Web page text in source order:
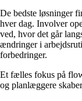
De bedste løsninger
hver dag. Involver
ved, hvor det går
ændringer i
forbedringer.
Et fælles fokus på
og planlæggere